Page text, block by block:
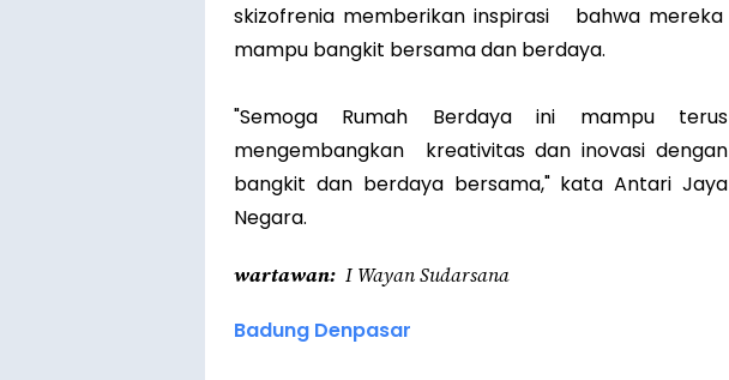
skizofrenia memberikan inspirasi bahwa mereka
mampu bangkit bersama dan berdaya.
"Semoga Rumah Berdaya ini mampu terus
mengembangkan kreativitas dan inovasi dengan
bangkit dan berdaya bersama," kata Antari Jaya
Negara.
wartawan I Wayan Sudarsana
Badung Denpasar